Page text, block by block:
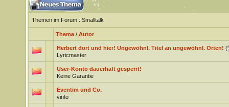
Themen im Forum: Smalltalk
Thema/ Autor
Herbert dort und hier! Ungewöhnl. Titel an ungewöhnl. Orten! (
Lyricmaster
User-Konto dauerhaft gesperrt!
Keine Garantie
Eventim und Co.
vinto